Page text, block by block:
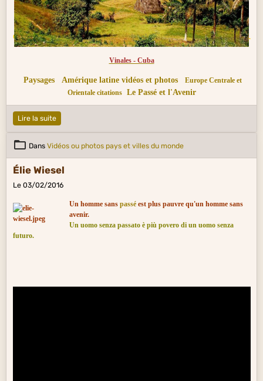
eccezionale ; ma se sono buone, è altrettanto inutile preoccuparsi. Con tali
radici, avrete il tale tronco, i tali rami e i tali frutti. Il passato è passato, ma ha
messo al mondo il presente, e il presente equivale alle radici dell’avvenire.
Quindi, costruite sin da ora il vostro avvenire cercando di migliorare il presente.
Vinales - Cuba
Paysages Amérique latine vidéos et photos
Europe Centrale et
Orientale citations
Le Passé et l'Avenir
Lire la suite
Dans Vidéos ou photos pays et villes du monde
Élie Wiesel
Le 03/02/2016
Un homme sans passéest plus pauvre qu'un homme sans
avenir.
Un uomo senza passato è più povero di un uomo senza
futuro.